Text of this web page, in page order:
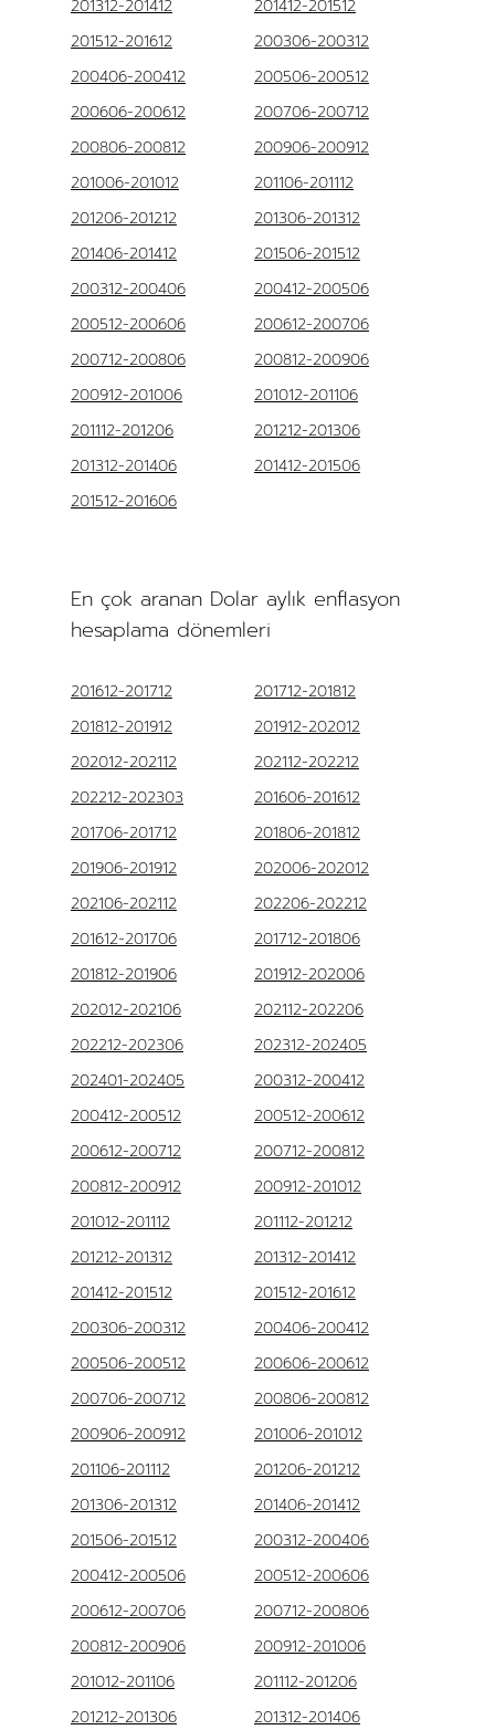
201312-201412
201412-201512
201512-201612
200306-200312
200406-200412
200506-200512
200606-200612
200706-200712
200806-200812
200906-200912
201006-201012
201106-201112
201206-201212
201306-201312
201406-201412
201506-201512
200312-200406
200412-200506
200512-200606
200612-200706
200712-200806
200812-200906
200912-201006
201012-201106
201112-201206
201212-201306
201312-201406
201412-201506
201512-201606
En çok aranan Dolar aylık enflasyon
hesaplama dönemleri
201612-201712
201712-201812
201812-201912
201912-202012
202012-202112
202112-202212
202212-202303
201606-201612
201706-201712
201806-201812
201906-201912
202006-202012
202106-202112
202206-202212
201612-201706
201712-201806
201812-201906
201912-202006
202012-202106
202112-202206
202212-202306
202312-202405
202401-202405
200312-200412
200412-200512
200512-200612
200612-200712
200712-200812
200812-200912
200912-201012
201012-201112
201112-201212
201212-201312
201312-201412
201412-201512
201512-201612
200306-200312
200406-200412
200506-200512
200606-200612
200706-200712
200806-200812
200906-200912
201006-201012
201106-201112
201206-201212
201306-201312
201406-201412
201506-201512
200312-200406
200412-200506
200512-200606
200612-200706
200712-200806
200812-200906
200912-201006
201012-201106
201112-201206
201212-201306
201312-201406